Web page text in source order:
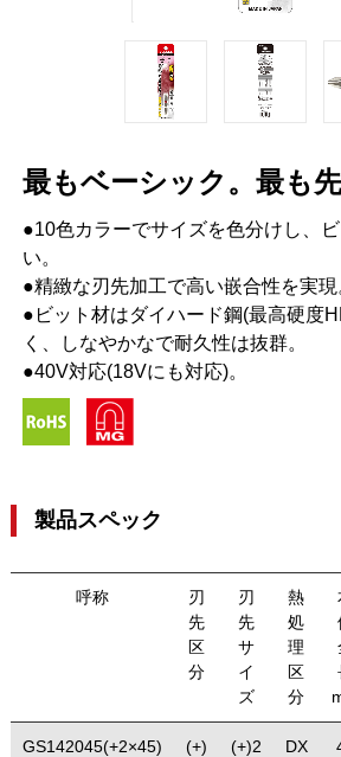
最もベーシック。最も先
●10色カラーでサイズを色分けし、
い。
●精緻な刃先加工で高い嵌合性を実現
●ビット材はダイハード鋼(最高硬度
く、しなやかなで耐久性は抜群。
●40V対応(18Vにも対応)。
製品スペック
呼称
刃
先
区
分
刃
先
サ
イ
ズ
熱
処
理
区
分
GS142045(+2×45) (+) (+)2 DX